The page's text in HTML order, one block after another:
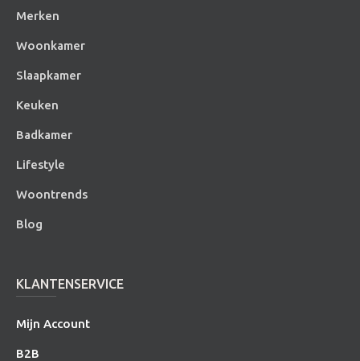
Merken
Woonkamer
Slaapkamer
Keuken
Badkamer
Lifestyle
Woontrends
Blog
KLANTENSERVICE
Mijn Account
B2B